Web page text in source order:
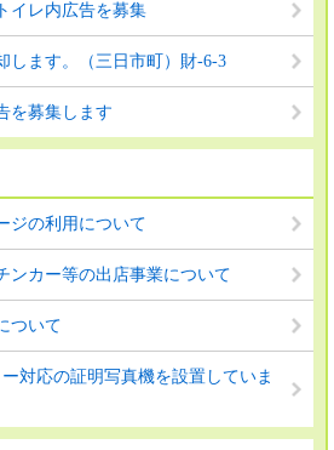
イレ内広告を募集
します。（三日市町）財-6-3
を募集します
ジの利用について
ンカー等の出店事業について
ついて
対応の証明写真機を設置していま